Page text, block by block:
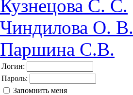
Кузнецова С. С.
Чиндилова О. В.
Паршина С.В.
Логин:
Пароль:
Запомнить меня